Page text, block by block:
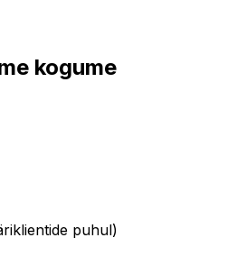
kogume
puhul)